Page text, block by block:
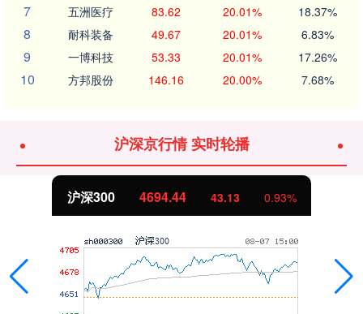
7 五洲医疗 83.62 20.01% 18.37%
8 耐科装备 49.67 20.01% 6.83%
9 一博科技 53.33 20.01% 17.26%
10 方邦股份 146.16 20.00% 7.68%
沪深京行情 实时轮播
沪深300 4694.44 43.13 0.93%